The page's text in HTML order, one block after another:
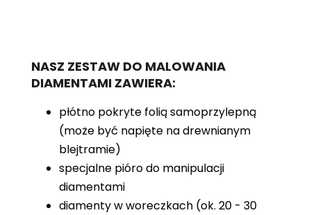
NASZ ZESTAW DO MALOWANIA
DIAMENTAMI ZAWIERA:
płótno pokryte folią samoprzylepną
(może być napięte na drewnianym
blejtramie)
specjalne pióro do manipulacji
diamentami
diamenty w woreczkach (ok. 20 - 30